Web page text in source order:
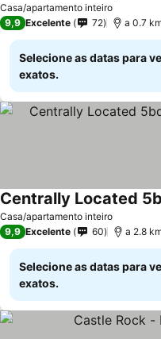
Casa/apartamento inteiro
Ver preços
9,9 Excelente 72 a 0.7
Selecione as datas para
exatos.
Casa/apartamento inteiro
Ver preços
9,9 Excelente 60 a 2.8
Selecione as datas para
exatos.